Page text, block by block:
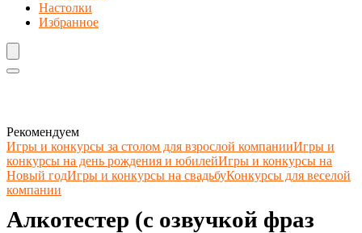
Настолки
Избранное
Рекомендуем
Игры и конкурсы за столом для взрослой компанииИгры и
конкурсы на день рождения и юбилейИгры и конкурсы на
Новый годИгры и конкурсы на свадьбуКонкурсы для веселой
компании
Алкотестер (с озвучкой фраз